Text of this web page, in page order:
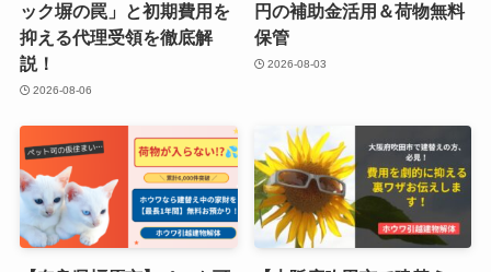
ック塀の罠」と初期費用を
抑える代理受領を徹底解
説！
2026-08-06
円の補助金活用＆荷物無料
保管
2026-08-03